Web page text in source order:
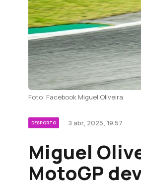
Foto: Facebook Miguel Oliveira
DESPORTO 3 abr, 2025, 19:57
Miguel
MotoGP